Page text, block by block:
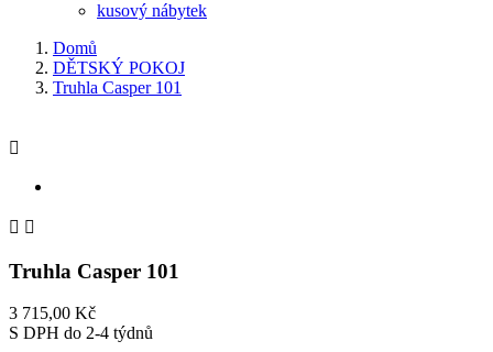
kusový nábytek
Domů
DĚTSKÝ POKOJ
Truhla Casper 101

 
Truhla Casper 101
3 715,00 Kč
S DPH do 2-4 týdnů